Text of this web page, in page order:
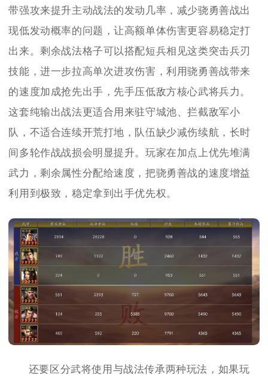
带强攻来提升主动战法的发动几率，减少骁勇善战出
现低发动概率的问题，让高额单体伤害更容易稳定打
出来。剩余战法格子可以搭配短兵相见这类突击兵刃
技能，进一步拉高单次进攻伤害，利用骁勇善战带来
的速度加成抢先出手，先手压低敌方核心武将兵力。
这套纯输出战法更适合用来驻守城池、拦截敌军小
队，不适合连续开荒打地，队伍缺少减伤续航，长时
间多轮作战战损会明显提升。玩家在加点上优先堆满
武力，剩余属性分配给速度，把骁勇善战的速度增益
利用到极致，稳定拿到出手优先权。
还要区分武将使用与战法传承两种玩法，如果玩